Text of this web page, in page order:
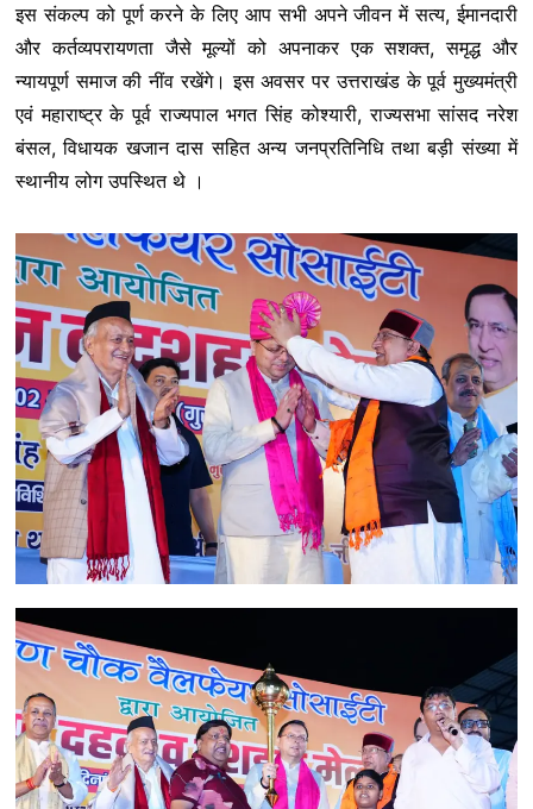
इस संकल्प को पूर्ण करने के लिए आप सभी अपने जीवन में सत्य, ईमानदारी
और कर्तव्यपरायणता जैसे मूल्यों को अपनाकर एक सशक्त, समृद्ध और
न्यायपूर्ण समाज की नींव रखेंगे। इस अवसर पर उत्तराखंड के पूर्व मुख्यमंत्री
एवं महाराष्ट्र के पूर्व राज्यपाल भगत सिंह कोश्यारी, राज्यसभा सांसद नरेश
बंसल, विधायक खजान दास सहित अन्य जनप्रतिनिधि तथा बड़ी संख्या में
स्थानीय लोग उपस्थित थे ।